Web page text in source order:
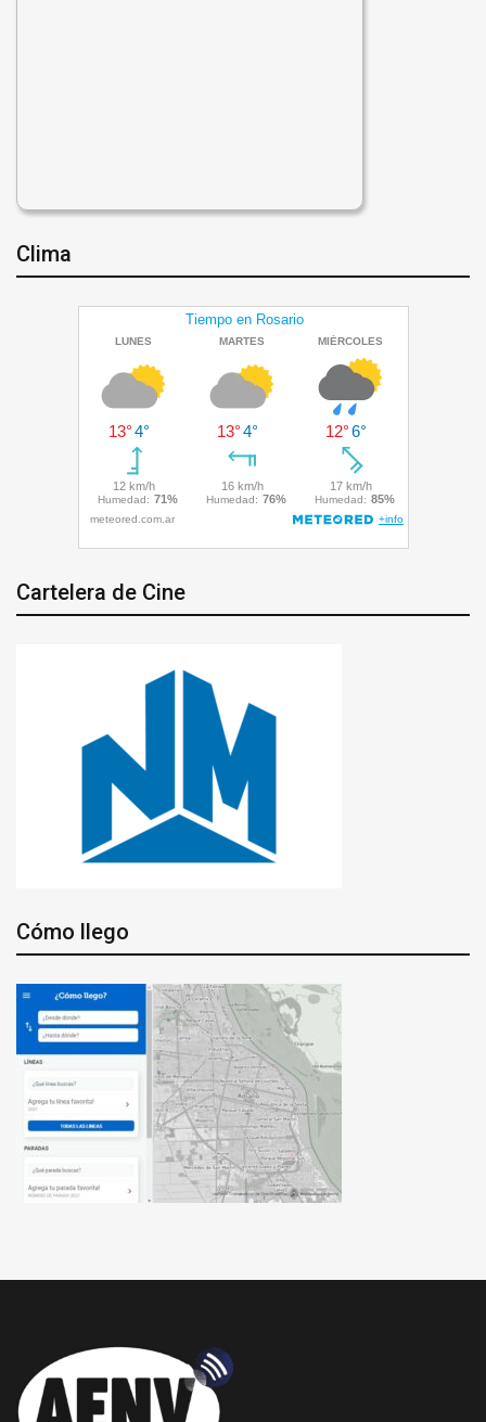
Clima
Cartelera de Cine
Cómo llego